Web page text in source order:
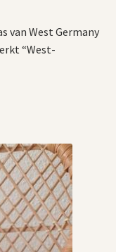
van West Germany
“West-